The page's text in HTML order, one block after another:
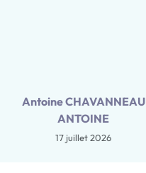
Antoine CHAVANNEAU
ANTOINE
17 juillet 2026